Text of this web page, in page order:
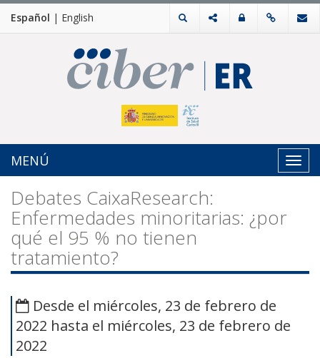
Español | English
MENÚ
Debates CaixaResearch:
Enfermedades minoritarias: ¿por
qué el 95 % no tienen
tratamiento?
Desde el miércoles, 23 de febrero de
2022 hasta el miércoles, 23 de febrero de
2022